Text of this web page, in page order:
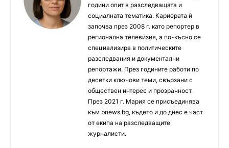
години опит в разследващата и
социалната тематика. Кариерата ѝ
започва през 2008 г. като репортер в
регионална телевизия, а по-късно се
специализира в политическите
разследвания и документални
репортажи. През годините работи по
десетки ключови теми, свързани с
обществен интерес и прозрачност.
През 2021 г. Мария се присъединява
към bnews.bg, където и до днес е част
от екипа на разследващите
журналисти.